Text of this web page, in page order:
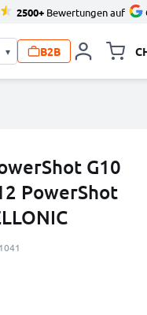
2500+ Bewertungen auf
▾ B2B
G10
PowerShot